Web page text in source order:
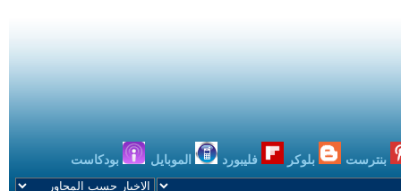
بنترست بلوكر فليبورد الموبايل بودكاست